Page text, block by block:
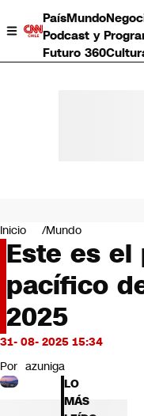
PaísMundo
Podcast y
Futuro 360
Negocios
Deportes
Programas completos
Cultura
Servicios
Bits
CNN tiempo
Futuro 360
Opinión
Inicio Mundo
Este es el
pacífico
2025
31- 08- 2025 15:34
Por azuniga
LO
MÁS